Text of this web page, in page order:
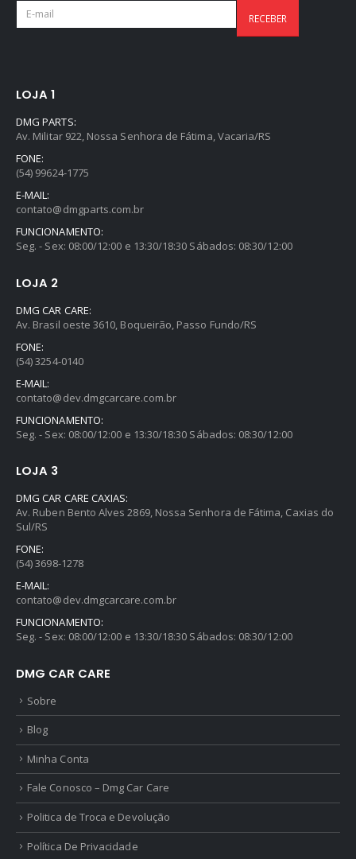
LOJA 1
DMG PARTS:
Av. Militar 922, Nossa Senhora de Fátima, Vacaria/RS
FONE:
(54) 99624-1775
E-MAIL:
contato@dmgparts.com.br
FUNCIONAMENTO:
Seg. - Sex: 08:00/12:00 e 13:30/18:30 Sábados: 08:30/12:00
LOJA 2
DMG CAR CARE:
Av. Brasil oeste 3610, Boqueirão, Passo Fundo/RS
FONE:
(54) 3254-0140
E-MAIL:
contato@dev.dmgcarcare.com.br
FUNCIONAMENTO:
Seg. - Sex: 08:00/12:00 e 13:30/18:30 Sábados: 08:30/12:00
LOJA 3
DMG CAR CARE CAXIAS:
Av. Ruben Bento Alves 2869, Nossa Senhora de Fátima, Caxias do
Sul/RS
FONE:
(54) 3698-1278
E-MAIL:
contato@dev.dmgcarcare.com.br
FUNCIONAMENTO:
Seg. - Sex: 08:00/12:00 e 13:30/18:30 Sábados: 08:30/12:00
DMG CAR CARE
Sobre
Blog
Minha Conta
Fale Conosco – Dmg Car Care
Politica de Troca e Devolução
Política De Privacidade